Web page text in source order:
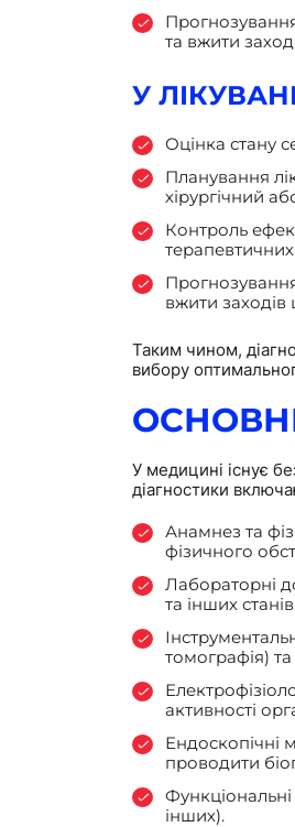
та вжити
У
Оцінка стану
Планування
хірургічний
Контроль
терапевтичних
вжити заходів
Таким чином,
вибору
У медицині існує
діагностики
Анамнез та
фізичного
Лабораторні
та інших
томографія)
активності
Ендоскопічні
проводити
інших).